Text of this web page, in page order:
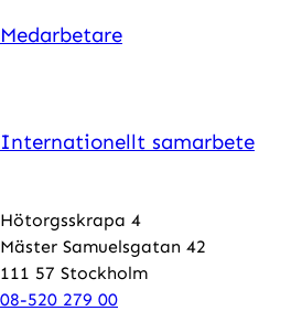
Medarbetare
Internationellt samarbete
Hötorgsskrapa 4
Mäster Samuelsgatan 42
111 57 Stockholm
08-520 279 00